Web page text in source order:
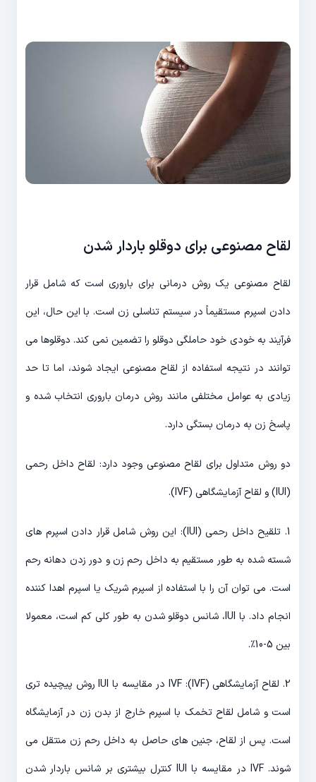
لقاح مصنوعی برای دوقلو باردار شدن
لقاح مصنوعی یک روش درمانی برای باروری است که شامل قرار
دادن اسپرم مستقیماً در سیستم تناسلی زن است. با این حال، این
فرآیند به خودی خود حاملگی دوقلو را تضمین نمی کند. دوقلوها می
توانند در نتیجه استفاده از لقاح مصنوعی ایجاد شوند، اما تا حد
زیادی به عوامل مختلفی مانند روش درمان باروری انتخاب شده و
پاسخ زن به درمان بستگی دارد.
دو روش متداول برای لقاح مصنوعی وجود دارد: لقاح داخل رحمی
(IUI) و لقاح آزمایشگاهی (IVF).
1. تلقیح داخل رحمی (IUI): این روش شامل قرار دادن اسپرم های
شسته شده به طور مستقیم به داخل رحم زن و دور زدن دهانه رحم
است. می توان آن را با استفاده از اسپرم شریک یا اسپرم اهدا کننده
انجام داد. با IUI، شانس دوقلو شدن به طور کلی کم است، معمولا
بین 5-10٪.
2. لقاح آزمایشگاهی (IVF): IVF در مقایسه با IUI روش پیچیده تری
است و شامل لقاح تخمک با اسپرم خارج از بدن زن در آزمایشگاه
است. پس از لقاح، جنین های حاصل به داخل رحم زن منتقل می
شوند. IVF در مقایسه با IUI کنترل بیشتری بر شانس باردار شدن